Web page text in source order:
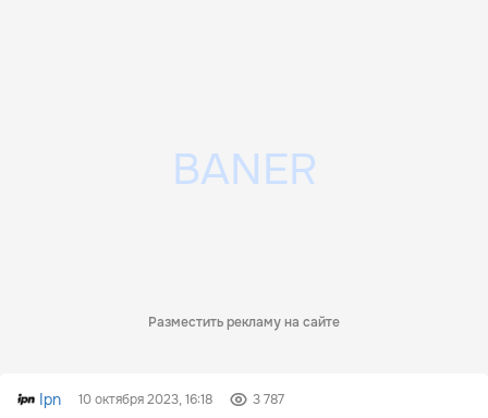
Разместить рекламу на сайте
Ipn 10 октября 2023, 16:18 3 787